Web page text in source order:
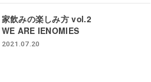
家飲みの楽しみ方 vol.2
WE ARE IENOMIES
2021.07.20